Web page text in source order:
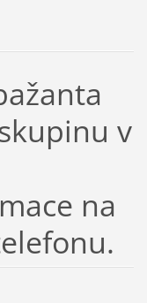
v
na